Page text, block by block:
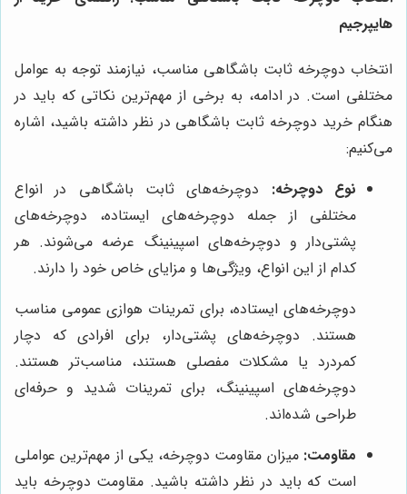
هایپرجیم
انتخاب دوچرخه ثابت باشگاهی مناسب، نیازمند توجه به عوامل
مختلفی است. در ادامه، به برخی از مهم‌ترین نکاتی که باید در
هنگام خرید دوچرخه ثابت باشگاهی در نظر داشته باشید، اشاره
می‌کنیم:
نوع دوچرخه: دوچرخه‌های ثابت باشگاهی در انواع
مختلفی از جمله دوچرخه‌های ایستاده، دوچرخه‌های
پشتی‌دار و دوچرخه‌های اسپینینگ عرضه می‌شوند. هر
کدام از این انواع، ویژگی‌ها و مزایای خاص خود را دارند.
دوچرخه‌های ایستاده، برای تمرینات هوازی عمومی مناسب
هستند. دوچرخه‌های پشتی‌دار، برای افرادی که دچار
کمردرد یا مشکلات مفصلی هستند، مناسب‌تر هستند.
دوچرخه‌های اسپینینگ، برای تمرینات شدید و حرفه‌ای
طراحی شده‌اند.
مقاومت: میزان مقاومت دوچرخه، یکی از مهم‌ترین عواملی
است که باید در نظر داشته باشید. مقاومت دوچرخه باید